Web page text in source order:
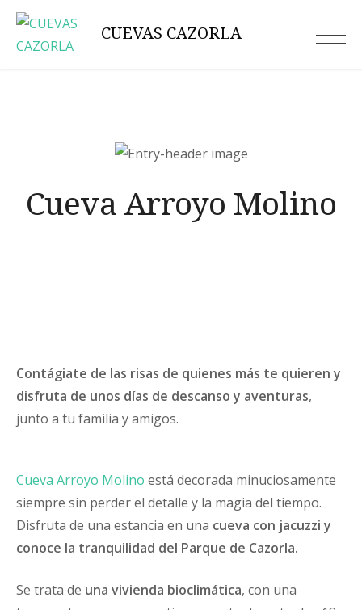
Skip
content
CUEVAS CAZORLA
Cueva Arroyo Molino
Contágiate de las risas de quienes más te quieren y
disfruta de unos días de descanso y aventuras,
junto a tu familia y amigos.
Cueva Arroyo Molino está decorada minuciosamente
siempre sin perder el detalle y la magia del tiempo.
Disfruta de una estancia en una cueva con jacuzzi y
conoce la tranquilidad del Parque de Cazorla.
Se trata de una vivienda bioclimática, con una